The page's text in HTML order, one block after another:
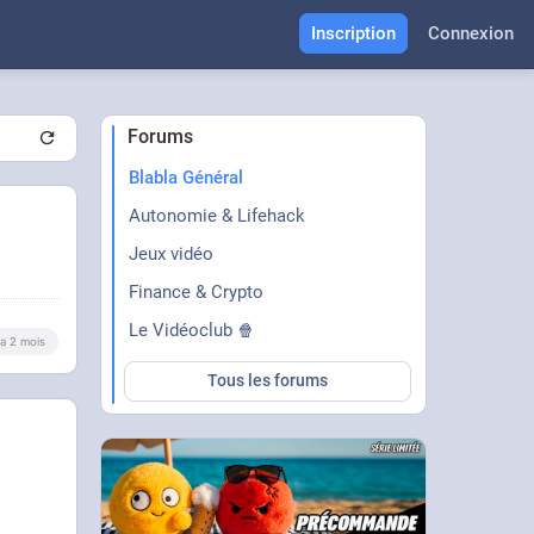
Inscription Connexion
2 mois
Forums
Blabla Général
Autonomie & Lifehack
Jeux vidéo
Finance & Crypto
Le Vidéoclub 🍿
Tous les forums